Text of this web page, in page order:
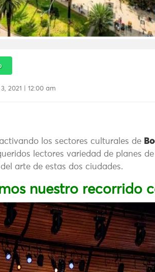
2021 | 12:00 am
los sectores culturales de
lectores variedad de planes
arte de estas dos ciudades.
nuestro recorrido